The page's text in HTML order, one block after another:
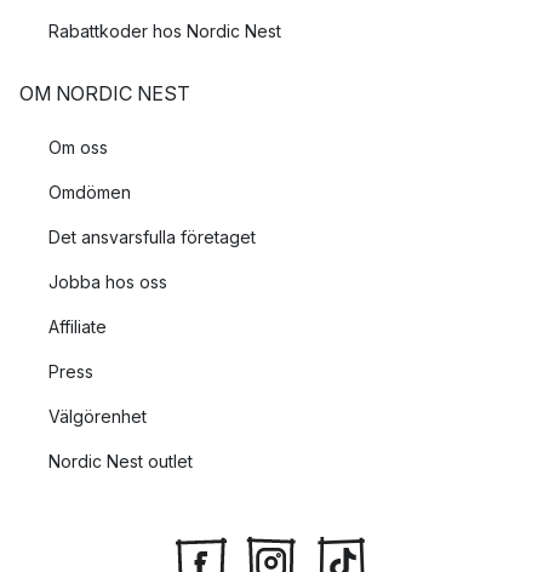
Rabattkoder hos Nordic Nest
OM NORDIC NEST
Om oss
Omdömen
Det ansvarsfulla företaget
Jobba hos oss
Affiliate
Press
Välgörenhet
Nordic Nest outlet